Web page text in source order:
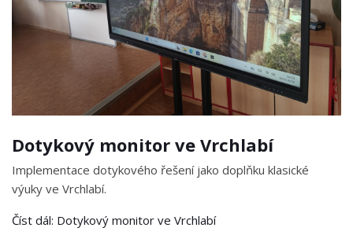
Dotykový monitor ve Vrchlabí
Implementace dotykového řešení jako doplňku klasické
výuky ve Vrchlabí.
Číst dál: Dotykový monitor ve Vrchlabí